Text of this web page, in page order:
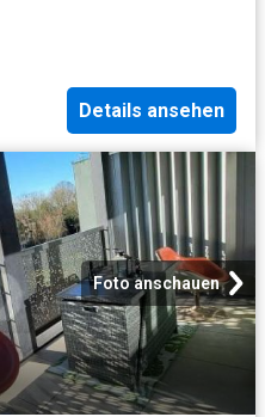
Details ansehen
Foto anschauen